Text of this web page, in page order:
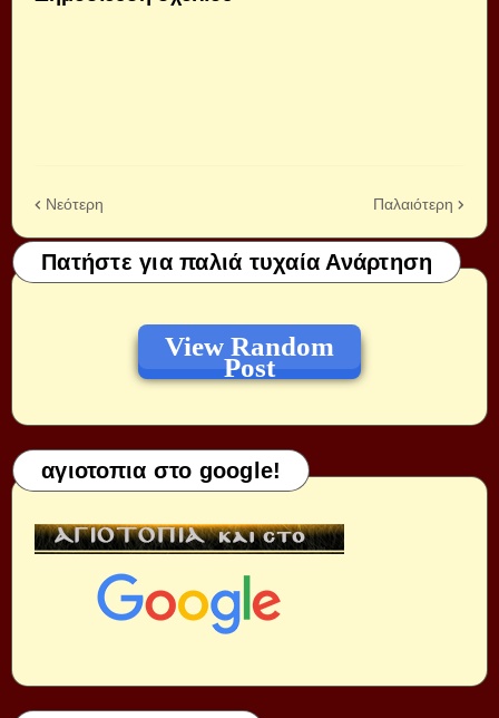
Νεότερη Παλαιότερη
Πατήστε για παλιά τυχαία Ανάρτηση
View Random
Post
αγιοτοπια στο google!